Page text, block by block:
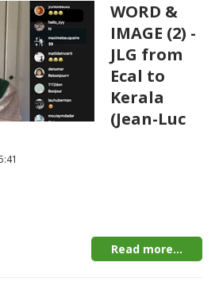
WORD &
IMAGE (2) -
JLG from
Ecal to
Kerala
(Jean-Luc
Read more...